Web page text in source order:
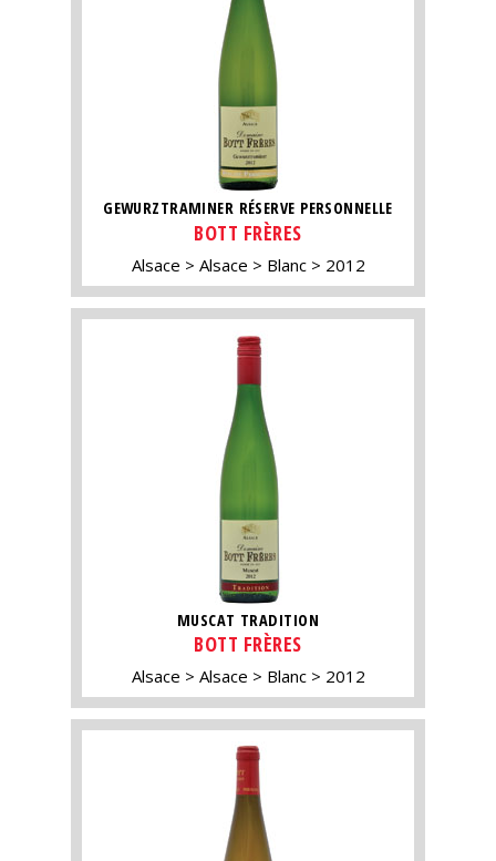
GEWURZTRAMINER RÉSERVE PERSONNELLE
BOTT FRÈRES
Alsace Alsace Blanc 2012
MUSCAT TRADITION
BOTT FRÈRES
Alsace Alsace Blanc 2012